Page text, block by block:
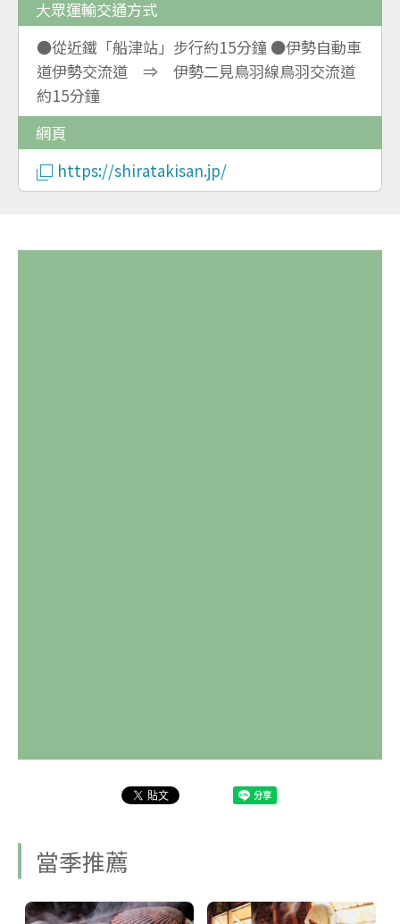
大眾運輸交通方式
●從近鐵「船津站」步行約15分鐘 ●伊勢自動車
道伊勢交流道 ⇒ 伊勢二見鳥羽線鳥羽交流道
約15分鐘
網頁
https://shiratakisan.jp/
當季推薦